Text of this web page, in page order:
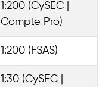
1:200 (CySEC |
Compte Pro)
1:200 (FSAS)
1:30 (CySEC |